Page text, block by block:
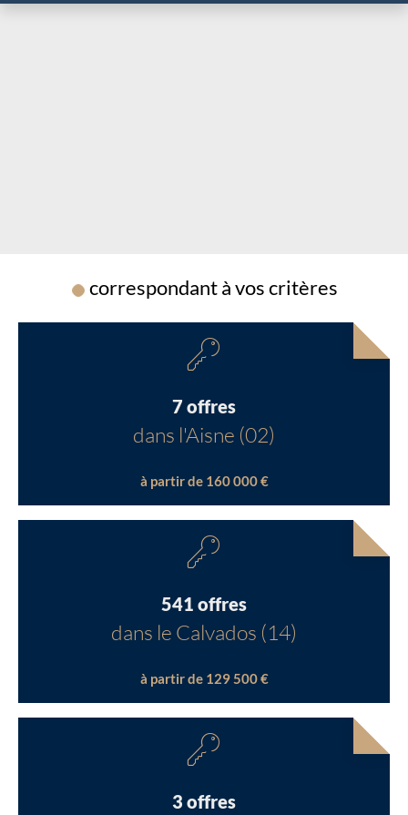
Chargement...
correspondant à vos critères
7 offres
dans l'Aisne (02)
à partir de 160 000 €
541 offres
dans le Calvados (14)
à partir de 129 500 €
3 offres